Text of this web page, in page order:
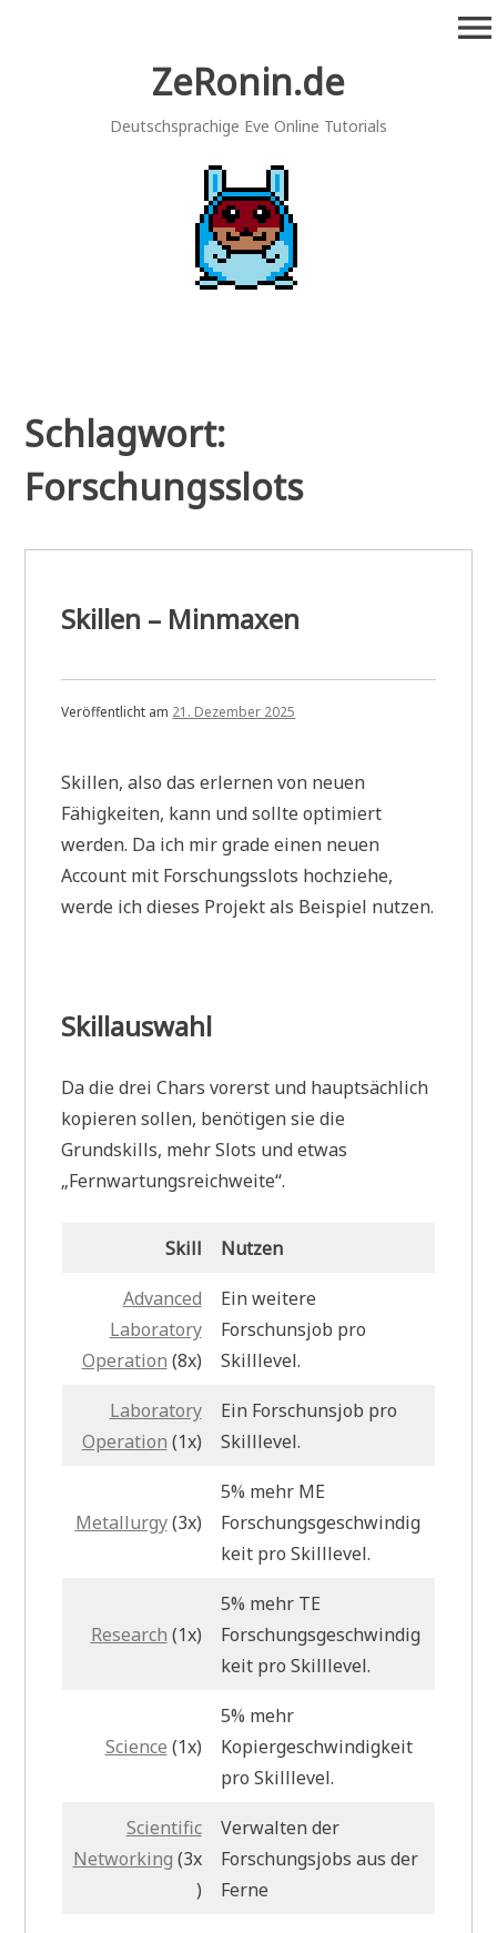
ZeRonin.de
Deutschsprachige Eve Online Tutorials
menu
Schlagwort:
Forschungsslots
Skillen – Minmaxen
Veröffentlicht am 21. Dezember 2025
Skillen, also das erlernen von neuen
Fähigkeiten, kann und sollte optimiert
werden. Da ich mir grade einen neuen
Account mit Forschungsslots hochziehe,
werde ich dieses Projekt als Beispiel nutzen.
Skillauswahl
Da die drei Chars vorerst und hauptsächlich
kopieren sollen, benötigen sie die
Grundskills, mehr Slots und etwas
„Fernwartungsreichweite“.
Skill Nutzen
Advanced
Laboratory
Operation (8x)
Ein weitere
Forschunsjob pro
Skilllevel.
Laboratory
Operation (1x)
Ein Forschunsjob pro
Skilllevel.
Metallurgy(3x)
5% mehr ME
Forschungsgeschwindig
keit pro Skilllevel.
Research (1x)
5% mehr TE
Forschungsgeschwindig
keit pro Skilllevel.
Science (1x)
5% mehr
Kopiergeschwindigkeit
pro Skilllevel.
Scientific
Networking (3x
)
Verwalten der
Forschungsjobs aus der
Ferne